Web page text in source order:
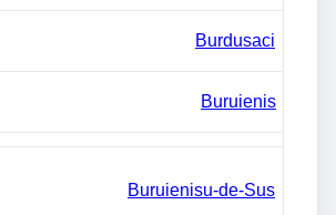
Burdusaci
Buruienis
Buruienisu-de-Sus